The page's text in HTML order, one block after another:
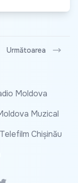
Următoarea
Moldova
Muzical
Telefilm Chișinău